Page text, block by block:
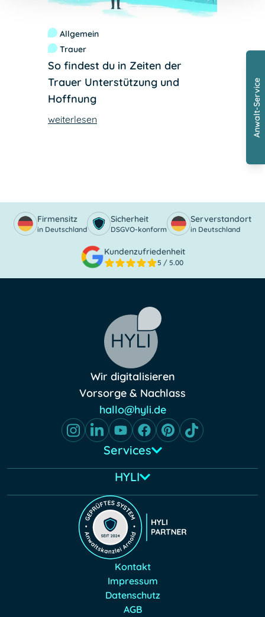
Allgemein
Trauer
So findest du in Zeiten der
Trauer Unterstützung und
Hoffnung
weiterlesen Anwalt-Service
Firmensitz
in Deutschland
Sicherheit
DSGVO-konform
Serverstandort
in Deutschland
Kundenzufriedenheit
5 / 5.00
Wir digitalisieren
Vorsorge & Nachlass
hallo@hyli.de
Services
HYLI
Kontakt
Impressum
Datenschutz
AGB